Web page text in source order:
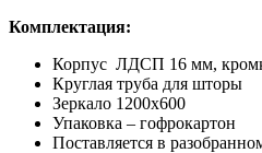
Комплектация:
Корпус ЛДСП 16 мм,
Круглая труба для шторы
Зеркало 1200х600
Упаковка – гофрокартон
Поставляется в